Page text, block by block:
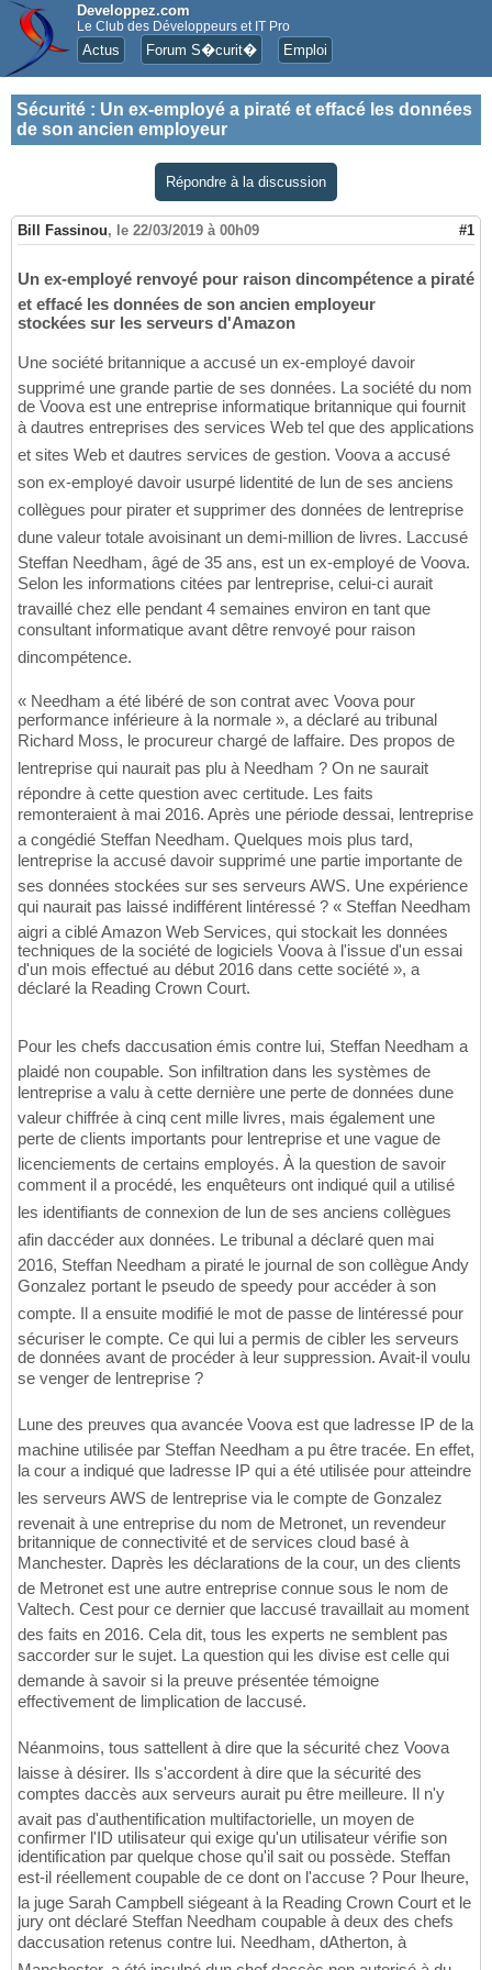
Developpez.com
Le Club des Développeurs et IT Pro
Actus Forum S�curit� Emploi
Sécurité : Un ex-employé a piraté et effacé les données
de son ancien employeur
Répondre à la discussion
Bill Fassinou, le 22/03/2019 à 00h09 #1
Un ex-employé renvoyé pour raison dincompétence a piraté
et effacé les données de son ancien employeur
stockées sur les serveurs d'Amazon
Une société britannique a accusé un ex-employé davoir
supprimé une grande partie de ses données. La société du nom
de Voova est une entreprise informatique britannique qui fournit
à dautres entreprises des services Web tel que des applications
et sites Web et dautres services de gestion. Voova a accusé
son ex-employé davoir usurpé lidentité de lun de ses anciens
collègues pour pirater et supprimer des données de lentreprise
dune valeur totale avoisinant un demi-million de livres. Laccusé
Steffan Needham, âgé de 35 ans, est un ex-employé de Voova.
Selon les informations citées par lentreprise, celui-ci aurait
travaillé chez elle pendant 4 semaines environ en tant que
consultant informatique avant dêtre renvoyé pour raison
dincompétence.
« Needham a été libéré de son contrat avec Voova pour
performance inférieure à la normale », a déclaré au tribunal
Richard Moss, le procureur chargé de laffaire. Des propos de
lentreprise qui naurait pas plu à Needham ? On ne saurait
répondre à cette question avec certitude. Les faits
remonteraient à mai 2016. Après une période dessai, lentreprise
a congédié Steffan Needham. Quelques mois plus tard,
lentreprise la accusé davoir supprimé une partie importante de
ses données stockées sur ses serveurs AWS. Une expérience
qui naurait pas laissé indifférent lintéressé ? « Steffan Needham
aigri a ciblé Amazon Web Services, qui stockait les données
techniques de la société de logiciels Voova à l'issue d'un essai
d'un mois effectué au début 2016 dans cette société », a
déclaré la Reading Crown Court.
Pour les chefs daccusation émis contre lui, Steffan Needham a
plaidé non coupable. Son infiltration dans les systèmes de
lentreprise a valu à cette dernière une perte de données dune
valeur chiffrée à cinq cent mille livres, mais également une
perte de clients importants pour lentreprise et une vague de
licenciements de certains employés. À la question de savoir
comment il a procédé, les enquêteurs ont indiqué quil a utilisé
les identifiants de connexion de lun de ses anciens collègues
afin daccéder aux données. Le tribunal a déclaré quen mai
2016, Steffan Needham a piraté le journal de son collègue Andy
Gonzalez portant le pseudo de speedy pour accéder à son
compte. Il a ensuite modifié le mot de passe de lintéressé pour
sécuriser le compte. Ce qui lui a permis de cibler les serveurs
de données avant de procéder à leur suppression. Avait-il voulu
se venger de lentreprise ?
Lune des preuves qua avancée Voova est que ladresse IP de la
machine utilisée par Steffan Needham a pu être tracée. En effet,
la cour a indiqué que ladresse IP qui a été utilisée pour atteindre
les serveurs AWS de lentreprise via le compte de Gonzalez
revenait à une entreprise du nom de Metronet, un revendeur
britannique de connectivité et de services cloud basé à
Manchester. Daprès les déclarations de la cour, un des clients
de Metronet est une autre entreprise connue sous le nom de
Valtech. Cest pour ce dernier que laccusé travaillait au moment
des faits en 2016. Cela dit, tous les experts ne semblent pas
saccorder sur le sujet. La question qui les divise est celle qui
demande à savoir si la preuve présentée témoigne
effectivement de limplication de laccusé.
Néanmoins, tous sattellent à dire que la sécurité chez Voova
laisse à désirer. Ils s'accordent à dire que la sécurité des
comptes daccès aux serveurs aurait pu être meilleure. Il n'y
avait pas d'authentification multifactorielle, un moyen de
confirmer l'ID utilisateur qui exige qu'un utilisateur vérifie son
identification par quelque chose qu'il sait ou possède. Steffan
est-il réellement coupable de ce dont on l'accuse ? Pour lheure,
la juge Sarah Campbell siégeant à la Reading Crown Court et le
jury ont déclaré Steffan Needham coupable à deux des chefs
daccusation retenus contre lui. Needham, dAtherton, à